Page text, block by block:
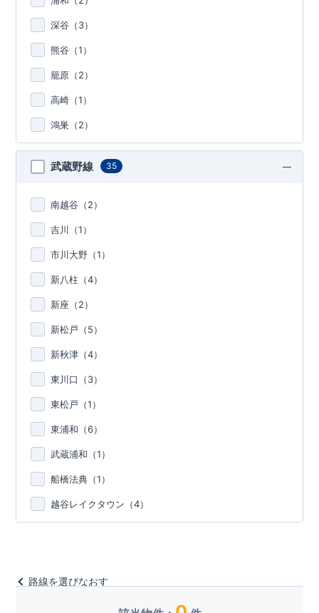
深谷（3）
熊谷（1）
籠原（2）
高崎（1）
鴻巣（2）
武蔵野線 35
南越谷（2）
吉川（1）
市川大野（1）
新八柱（4）
新座（2）
新松戸（5）
新秋津（4）
東川口（3）
東松戸（1）
東浦和（6）
武蔵浦和（1）
船橋法典（1）
越谷レイクタウン（4）
路線を選びなおす